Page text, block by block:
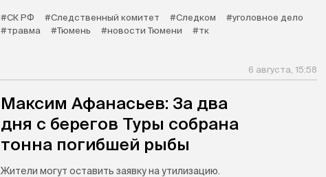
#СК РФ #Следственный комитет #Следком
#уголовное дело
#травма
#Тюмень #новости Тюмени #тк
6 августа, 15:58
Максим Афанасьев: За два
дня с берегов Туры собрана
тонна погибшей рыбы
Жители могут оставить заявку на утилизацию.